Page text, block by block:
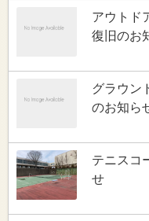
アウトド
復旧のお
グラウン
のお知ら
テニスコ
せ